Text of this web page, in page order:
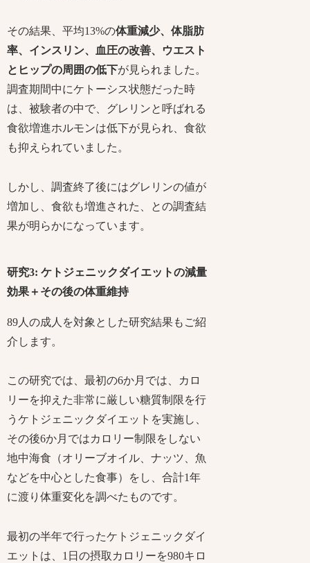
その結果、平均13%の体重減少、体脂肪
率、インスリン、血圧の改善、ウエスト
とヒップの周囲の低下が見られました。
調査期間中にケトーシス状態だった時
は、被験者の中で、グレリンと呼ばれる
食欲増進ホルモンは低下が見られ、食欲
も抑えられていました。
しかし、調査終了後にはグレリンの値が
増加し、食欲も増進された、との調査結
果が明らかになっています。
研究3: ケトジェニックダイエットの減量
効果＋その後の体重維持
89人の成人を対象とした研究結果もご紹
介します。
この研究では、最初の6か月では、カロ
リーを抑えた非常に厳しい糖質制限を行
うケトジェニックダイエットを実施し、
その後6か月ではカロリー制限をしない
地中海食（オリーブオイル、ナッツ、魚
などを中心とした食事）をし、合計1年
に渡り体重変化を調べたものです。
最初の半年で行ったケトジェニックダイ
エットは、1日の摂取カロリーを980キロ